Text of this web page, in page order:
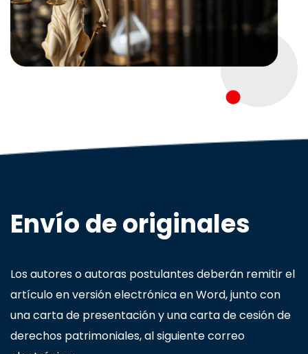
Envío de originales
Los autores o autoras postulantes deberán remitir el
artículo en versión electrónica en Word, junto con
una carta de presentación y una carta de cesión de
derechos patrimoniales, al siguiente correo